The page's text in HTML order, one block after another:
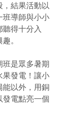
結果活動以
導師與小小
得十分入
。
是眾多暑期
果發電！讓小
能以外，用銅
發電點亮一個